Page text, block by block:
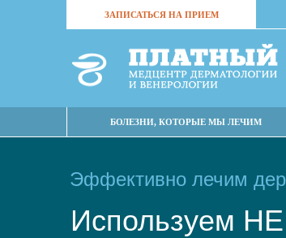
ЗАПИСАТЬСЯ НА ПРИЕМ
БОЛЕЗНИ, КОТОРЫЕ МЫ ЛЕЧИМ
Эффективно лечим
Используем